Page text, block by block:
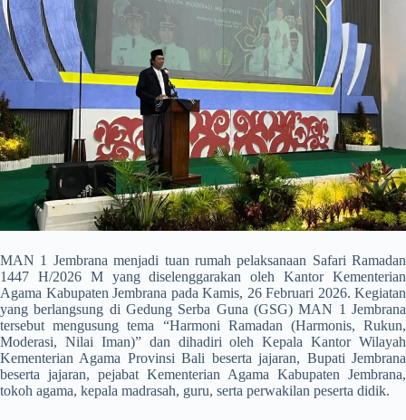
MAN 1 Jembrana menjadi tuan rumah pelaksanaan Safari Ramadan
1447 H/2026 M yang diselenggarakan oleh Kantor Kementerian
Agama Kabupaten Jembrana pada Kamis, 26 Februari 2026. Kegiatan
yang berlangsung di Gedung Serba Guna (GSG) MAN 1 Jembrana
tersebut mengusung tema “Harmoni Ramadan (Harmonis, Rukun,
Moderasi, Nilai Iman)” dan dihadiri oleh Kepala Kantor Wilayah
Kementerian Agama Provinsi Bali beserta jajaran, Bupati Jembrana
beserta jajaran, pejabat Kementerian Agama Kabupaten Jembrana,
tokoh agama, kepala madrasah, guru, serta perwakilan peserta didik.